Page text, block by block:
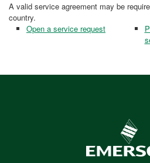
A valid service agreement may be
country.
Open a service request